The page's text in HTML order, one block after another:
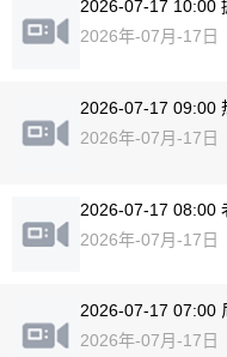
2026-07-17 10:00
2026年-07月-17日
2026-07-17 09:00
2026年-07月-17日
2026-07-17 08:00
2026年-07月-17日
2026-07-17 07:00
2026年-07月-17日